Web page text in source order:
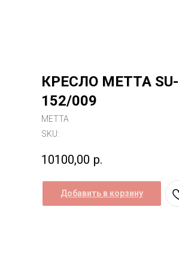
КРЕСЛО МЕТТА
152/009
МЕТТА
SKU:
10100,00 р.
Добавить в корзину